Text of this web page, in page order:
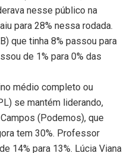
nesse público na
para 28% nessa rodada.
que tinha 8% passou para
de 1% para 0% das
médio completo ou
se mantém liderando,
(Podemos), que
tem 30%. Professor
14% para 13%. Lúcia Viana